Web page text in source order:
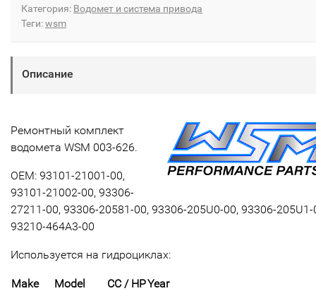
Категория: Водомет и система привода
Теги:wsm
Описание
Ремонтный комплект
водомета WSM 003-626.
OEM: 93101-21001-00,
93101-21002-00, 93306-
27211-00, 93306-20581-00, 93306-205U0-00, 93306-205U1-
93210-464A3-00
Используется на гидроциклах:
Make Model CC / HPYear